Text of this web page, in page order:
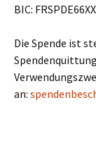
BIC:
Die Spende ist
an: